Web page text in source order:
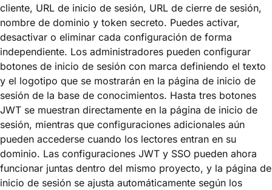
cliente, URL de inicio de sesión, URL de cierre de sesión,
nombre de dominio y token secreto. Puedes activar,
desactivar o eliminar cada configuración de forma
independiente. Los administradores pueden configurar
botones de inicio de sesión con marca definiendo el texto
y el logotipo que se mostrarán en la página de inicio de
sesión de la base de conocimientos. Hasta tres botones
JWT se muestran directamente en la página de inicio de
sesión, mientras que configuraciones adicionales aún
pueden accederse cuando los lectores entran en su
dominio. Las configuraciones JWT y SSO pueden ahora
funcionar juntas dentro del mismo proyecto, y la página de
inicio de sesión se ajusta automáticamente según los